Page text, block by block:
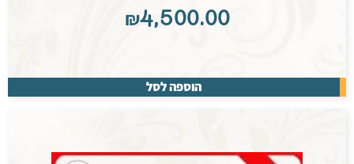
₪4,500.00
הוספה לסל